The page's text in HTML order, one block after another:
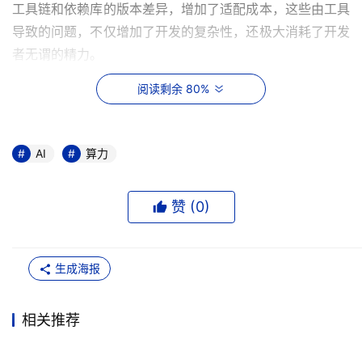
工具链和依赖库的版本差异，增加了适配成本，这些由工具
导致的问题，不仅增加了开发的复杂性，还极大消耗了开发
者无谓的精力。
爱簿智能携“算力本”入局，瞄准AI开发效率痛点。
我们深刻洞察开发者的需求，希望能真正解决开发者遇到的
开创“算力本”品类：重新定义个人AI生产力工具
从PC时代的固定计算，到笔记本的移动办公，再到AIPC的
轻量AI应用，技术进化始终未能充分解决核心矛盾——
阅读剩余 80%
AI 算力
赞 (0)
生成海报
相关推荐